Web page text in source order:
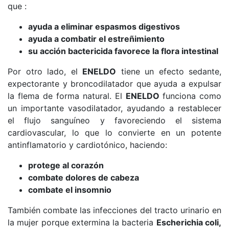
que :
ayuda a eliminar espasmos digestivos
ayuda a combatir el estreñimiento
su acción bactericida favorece la flora intestinal
Por otro lado, el ENELDO tiene un efecto sedante,
expectorante y broncodilatador que ayuda a expulsar
la flema de forma natural. El ENELDO funciona como
un importante vasodilatador, ayudando a restablecer
el flujo sanguíneo y favoreciendo el sistema
cardiovascular, lo que lo convierte en un potente
antinflamatorio y cardiotónico, haciendo:
protege al corazón
combate dolores de cabeza
combate el insomnio
También combate las infecciones del tracto urinario en
la mujer porque extermina la bacteria Escherichia coli,